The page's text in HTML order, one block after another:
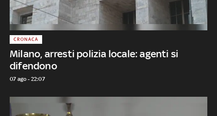
Milano, arresti polizia locale: agenti si
difendono
CRONACA
07 ago - 22:07